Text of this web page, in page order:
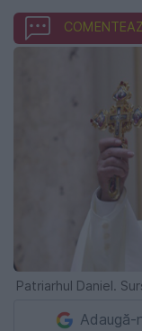
Patriarhul Daniel.
Adaugă-